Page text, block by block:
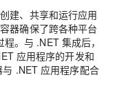
建、共享和运行应用
器确保了跨各种平台
。与 .NET 集成后，
应用程序的开发和
.NET 应用程序配合